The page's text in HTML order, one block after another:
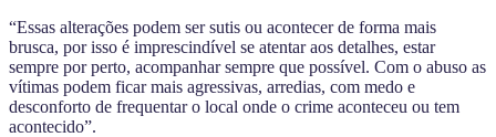
“Essas alterações podem ser sutis ou acontecer de forma mais
brusca, por isso é imprescindível se atentar aos detalhes, estar
sempre por perto, acompanhar sempre que possível. Com o abuso as
vítimas podem ficar mais agressivas, arredias, com medo e
desconforto de frequentar o local onde o crime aconteceu ou tem
acontecido”.